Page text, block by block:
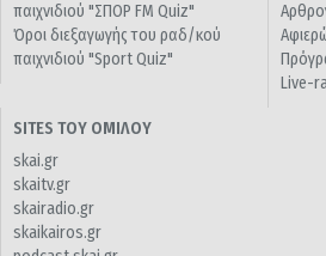
παιχνιδιού "ΣΠΟΡ FM Quiz"
Όροι διεξαγωγής του ραδ/κού
παιχνιδιού "Sport Quiz"
Live-
SITES ΤΟΥ ΟΜΙΛΟΥ
skai.gr
skaitv.gr
skairadio.gr
skaikairos.gr